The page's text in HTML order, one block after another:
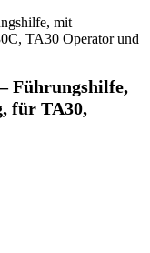
Führungshilfe,
für TA30,
mit vergrößerter